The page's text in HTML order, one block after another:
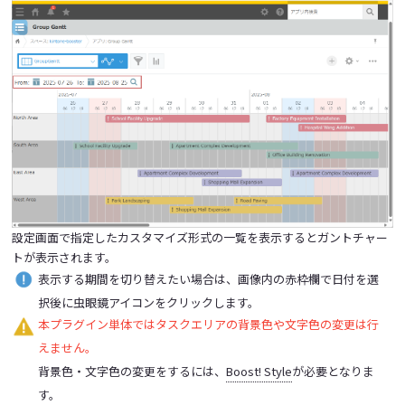
設定画面で指定したカスタマイズ形式の一覧を表示するとガントチャー
トが表示されます。
表示する期間を切り替えたい場合は、画像内の赤枠欄で日付を選
択後に虫眼鏡アイコンをクリックします。
本プラグイン単体ではタスクエリアの背景色や文字色の変更は行
えません。
背景色・文字色の変更をするには、Boost! Styleが必要となりま
す。